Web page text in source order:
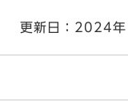
更新日：2024